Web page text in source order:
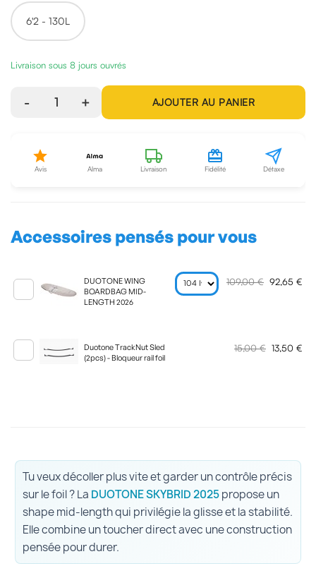
6'2 - 130L
Livraison sous 8 jours ouvrés
- 1 + AJOUTER AU PANIER
Avis Alma Livraison Fidélité Détaxe
Accessoires pensés pour vous
DUOTONE WING
BOARDBAG MID-
LENGTH 2026
109,00 € 92,65 €
Duotone TrackNut Sled
(2pcs) - Bloqueur rail foil
15,00 € 13,50 €
Tu veux décoller plus vite et garder un contrôle précis
sur le foil ? La DUOTONE SKYBRID 2025propose un
shape mid-length qui privilégie la glisse et la stabilité.
Elle combine un toucher direct avec une construction
pensée pour durer.